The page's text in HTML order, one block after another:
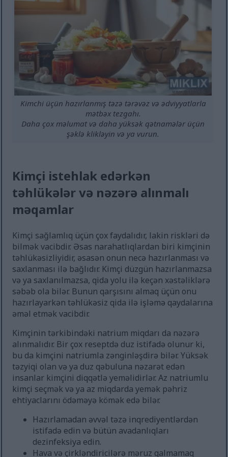
Kimchi üçün hazırlanmış təzə tərəvəz və ədviyyatlarla
mətbəx tezgahı.
Daha çox məlumat və daha yüksək qətnamələr üçün
şəklə klikləyin və ya vurun.
Kimçi istehlak edərkən
təhlükələr və nəzərə alınmalı
məqamlar
Kimçi sağlamlıq üçün çox faydalıdır, lakin riskləri də
bilmək vacibdir. Əsas narahatlıqlardan biri kimçinin
təhlükəsizliyidir, əsasən onun necə hazırlanması və
saxlanması ilə bağlıdır. Kimçi düzgün hazırlanmazsa
və ya saxlanılmazsa, qida yolu ilə keçən xəstəliklərə
səbəb ola bilər. Bunun qarşısını almaq üçün onu
hazırlayarkən təhlükəsiz qida ilə işləmə qaydalarına
əməl etmək vacibdir.
Kimçinin tərkibindəki natrium miqdarı da nəzərə
alınmalıdır. Bir çox reseptdə duz istifadə olunur ki,
bu da kimçini natriumla zənginləşdirə bilər. Yüksək
təzyiqi olan və ya duz qəbuluna nəzarət edən
insanlar kimçini diqqətlə yeməlidirlər. Az natriumlu
kimçi seçmək və ya az miqdarda yemək pəhriz
ehtiyaclarını ödəməyə kömək edə bilər.
Hazırlamadan əvvəl təzə inqrediyentlərdən
istifadə edin və bütün avadanlıqları
dezinfeksiya edin.
Hava və çirkləndiricilərə məruz qalmamaq